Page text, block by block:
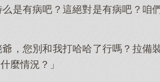
是有病吧？這絕對是有病吧？咱
，您別和我打哈哈了行嗎？拉備
麼情況？」